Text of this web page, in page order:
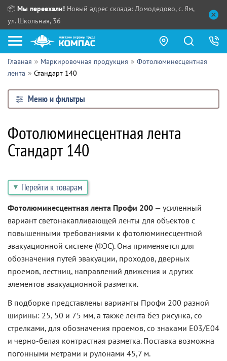
📦 Мы переехали! Новый адрес склада: Домодедово, с. Ям,
ул. Школьная, 36
Как купить?
Прайс-листы
Сотрудничество
Партнерам
Поставщикам
Обзоры
Контакты
ПТ:
Выдача продукции:
Главная Маркировочная продукция
Фотолюминесцентная
лента
Стандарт 140
Меню и фильтры
Фотолюминесцентная лента
Стандарт 140
Перейти к товарам
Фотолюминесцентная лента Профи 200 — усиленный
вариант светонакапливающей ленты для объектов с
повышенными требованиями к фотолюминесцентной
эвакуационной системе (ФЭС). Она применяется для
обозначения путей эвакуации, проходов, дверных
проемов, лестниц, направлений движения и других
элементов эвакуационной разметки.
В подборке представлены варианты Профи 200 разной
ширины: 25, 50 и 75 мм, а также лента без рисунка, со
стрелками, для обозначения проемов, со знаками E03/E04
и черно-белая контрастная разметка. Поставка возможна
погонными метрами и рулонами 45,7 м.